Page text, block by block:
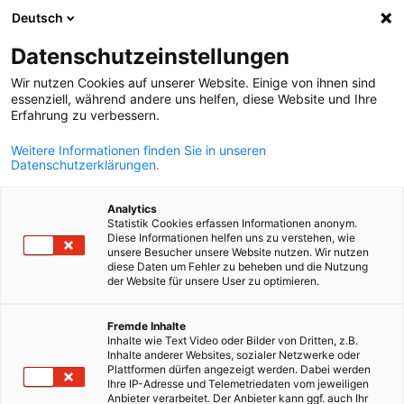
Senior Expert Service
Als Repräsentanz des Senior Experten Services (SES) ist unsere
AHK Bindeglied zu kompetenten Beratungsdienstleistungen in
diversen Bereichen.
Senior Expert Service
Deutsch
Datenschutzeinstellungen
Wir nutzen Cookies auf unserer Website. Einige von ihnen sind
essenziell, während andere uns helfen, diese Website und Ihre
Erfahrung zu verbessern.
Weitere Informationen finden Sie in unseren
Datenschutzerklärungen.
Analytics
Statistik Cookies erfassen Informationen anonym.
Diese Informationen helfen uns zu verstehen, wie
unsere Besucher unsere Website nutzen. Wir nutzen
diese Daten um Fehler zu beheben und die Nutzung
der Website für unsere User zu optimieren.
Fremde Inhalte
Inhalte wie Text Video oder Bilder von Dritten, z.B.
Inhalte anderer Websites, sozialer Netzwerke oder
Plattformen dürfen angezeigt werden. Dabei werden
Ihre IP-Adresse und Telemetriedaten vom jeweiligen
Anbieter verarbeitet. Der Anbieter kann ggf. auch Ihr